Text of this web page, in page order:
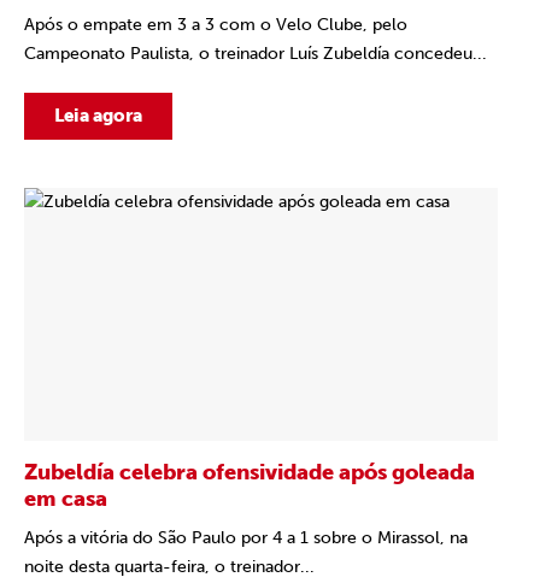
Após o empate em 3 a 3 com o Velo Clube, pelo
Campeonato Paulista, o treinador Luís Zubeldía concedeu...
Leia agora
Zubeldía celebra ofensividade após goleada
em casa
Após a vitória do São Paulo por 4 a 1 sobre o Mirassol, na
noite desta quarta-feira, o treinador...